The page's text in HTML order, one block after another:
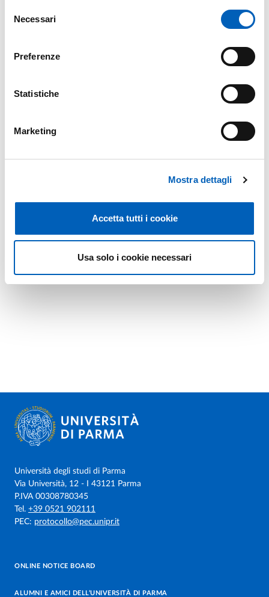
delNecessari
Preferenze
Statistiche
Marketing
Mostra dettagli
Accetta tutti i cookie
Usa solo i cookie necessari
Università degli studi di Parma
Via Università, 12 - I 43121 Parma
P.IVA 00308780345
Tel. +39 0521 902111
PEC: protocollo@pec.unipr.it
ONLINE NOTICE BOARD
ALUMNI E AMICI DELL’UNIVERSITÀ DI PARMA